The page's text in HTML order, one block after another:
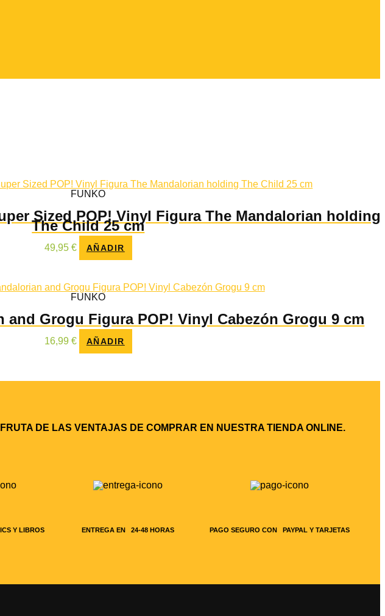
FUNKO
Sized POP! Vinyl Figura The Mandalorian holding
The Child 25 cm
49,95 € AÑADIR
FUNKO
and Grogu Figura POP! Vinyl Cabezón Grogu 9 cm
16,99 € AÑADIR
DE LAS VENTAJAS DE COMPRAR EN NUESTRA TIENDA ONLINE.
Y LIBROS ENTREGA EN 24-48 HORAS PAGO SEGURO CON PAYPAL Y TARJETAS